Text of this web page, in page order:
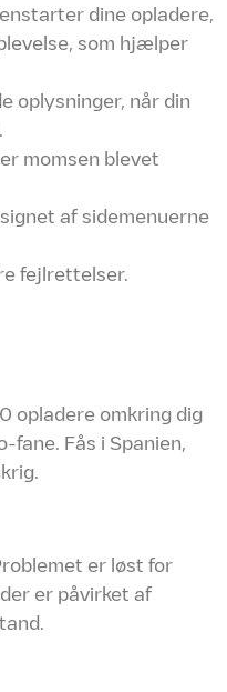
dine opladere,
som hjælper
oplysninger, når din
momsen blevet
af sidemenuerne
fejlrettelser.
opladere omkring dig
fane. Fås i Spanien,
er løst for
er påvirket af